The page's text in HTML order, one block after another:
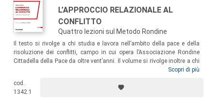
L’APPROCCIO RELAZIONALE AL
CONFLITTO
Quattro lezioni sul Metodo Rondine
Il testo si rivolge a chi studia e lavora nell’ambito della pace e della
risoluzione dei conflitti, campo in cui opera l’Associazione Rondine
Cittadella della Pace da oltre vent’anni. Il volume si rivolge inoltre a chi
si occupa di educazione e formazione, sia a scuola sia nel sociale,
proprie esperienze professionali e come supporto scientifico ai percorsi
formativi di Rondine Academy, l’accademia dell’Associazione nata con
Scopri di più
cod.
1342.1